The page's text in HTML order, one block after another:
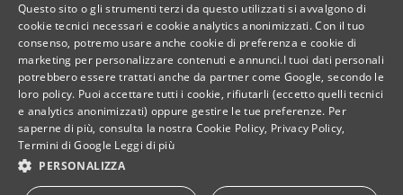
Mappa del sito
Privacy policy
Cookie Policy
Note legali
Contatti
C. Fiscale: 80071270153
ITALIAN
ENGLISH
Questo sito o gli strumenti terzi da questo utilizzati si avvalgono di
cookie tecnici necessari e cookie analytics anonimizzati. Con il tuo
consenso, potremo usare anche cookie di preferenza e cookie di
marketing per personalizzare contenuti e annunci.I tuoi dati personali
potrebbero essere trattati anche da partner come Google, secondo le
loro policy. Puoi accettare tutti i cookie, rifiutarli (eccetto quelli tecnici
e analytics anonimizzati) oppure gestire le tue preferenze. Per
saperne di più, consulta la nostra Cookie Policy, Privacy Policy,
Termini di Google Leggi di più
PERSONALIZZA